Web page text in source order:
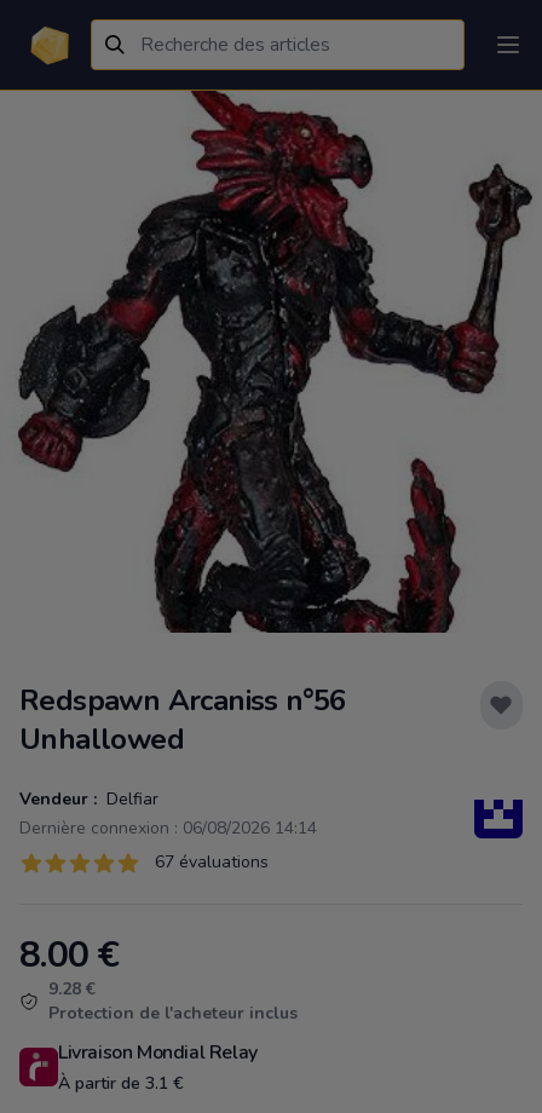
Redspawn Arcaniss n°56
Unhallowed
Vendeur : Delfiar
Dernière connexion : 06/08/2026 14:14
Évaluations
67 sur 5 étoiles 67 évaluations
Product information
8.00€
9.28 €
Protection de l'acheteur inclus
Livraison Mondial Relay
À partir de 3.1 €